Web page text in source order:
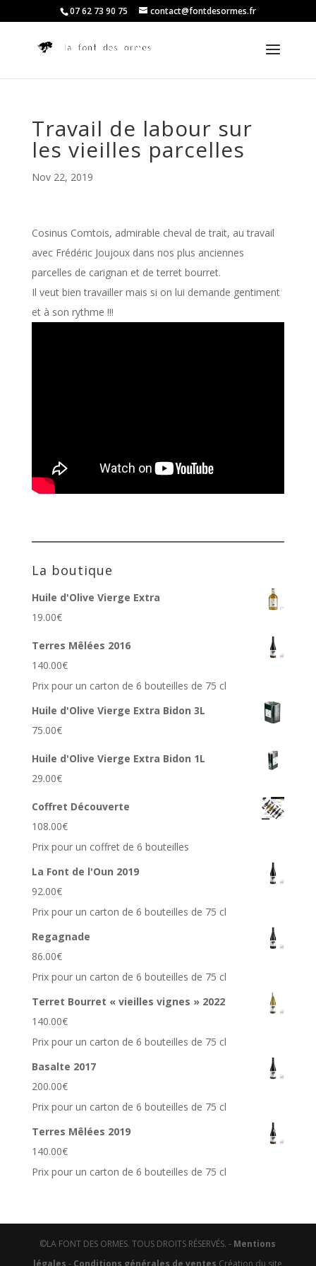
07 62 73 90 75 contact@fontdesormes.fr
Travail de labour sur
les vieilles parcelles
Nov 22, 2019
Cosinus Comtois, admirable cheval de trait, au travail
avec Frédéric Joujoux dans nos plus anciennes
parcelles de carignan et de terret bourret.
Il veut bien travailler mais si on lui demande gentiment
et à son rythme !!!
La boutique
Huile d'Olive Vierge Extra
19.00€
Terres Mêlées 2016
140.00€
Prix pour un carton de 6 bouteilles de 75 cl
Huile d'Olive Vierge Extra Bidon 3L
75.00€
Huile d'Olive Vierge Extra Bidon 1L
29.00€
Coffret Découverte
108.00€
Prix pour un coffret de 6 bouteilles
La Font de l'Oun 2019
92.00€
Prix pour un carton de 6 bouteilles de 75 cl
Regagnade
86.00€
Prix pour un carton de 6 bouteilles de 75 cl
Terret Bourret « vieilles vignes » 2022
140.00€
Prix pour un carton de 6 bouteilles de 75 cl
Basalte 2017
200.00€
Prix pour un carton de 6 bouteilles de 75 cl
Terres Mêlées 2019
140.00€
Prix pour un carton de 6 bouteilles de 75 cl
©LA FONT DES ORMES. TOUS DROITS RÉSERVÉS. - Mentions
légales - Conditions générales de ventes Création du site